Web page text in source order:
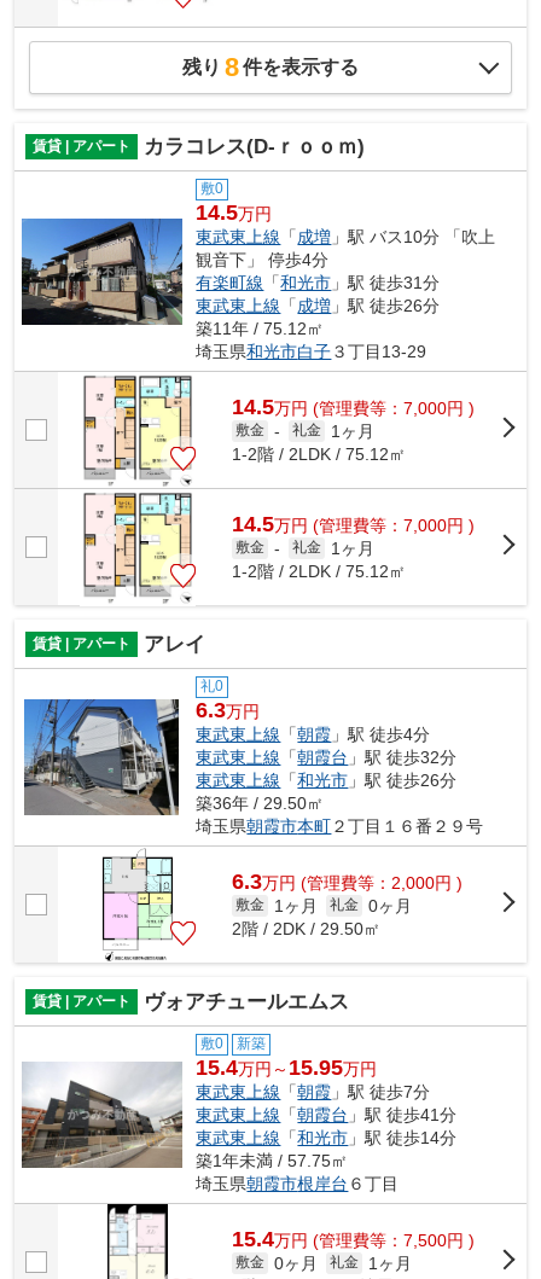
残り 8件を表示する
賃貸 | アパート カラコレス(D-ｒｏｏｍ)
敷0
14.5万円
東武東上線 「成増 」駅 バス10分 「吹上
観音下」 停歩4分
有楽町線 「和光市 」駅 徒歩31分
東武東上線 「成増 」駅 徒歩26分
築11年 / 75.12㎡
埼玉県和光市白子３丁目13-29
14.5万円 (管理費等：7,000円 )
敷金 - 礼金
1ヶ月
1-2階 / 2LDK / 75.12㎡
14.5万円 (管理費等：7,000円 )
敷金 - 礼金
1ヶ月
1-2階 / 2LDK / 75.12㎡
賃貸 | アパート アレイ
礼0
6.3万円
東武東上線 「朝霞 」駅 徒歩4分
東武東上線 「朝霞台 」駅 徒歩32分
東武東上線 「和光市 」駅 徒歩26分
築36年 / 29.50㎡
埼玉県朝霞市本町２丁目１６番２９号
6.3万円 (管理費等：2,000円 )
敷金 1ヶ月 礼金 0ヶ月
2階 / 2DK / 29.50㎡
賃貸 | アパート ヴォアチュールエムス
敷0 新築
15.4万円～ 15.95万円
東武東上線 「朝霞 」駅 徒歩7分
東武東上線 「朝霞台 」駅 徒歩41分
東武東上線 「和光市 」駅 徒歩14分
築1年未満 / 57.75㎡
埼玉県朝霞市根岸台 ６丁目
15.4万円 (管理費等：7,500円 )
敷金 0ヶ月 礼金
1ヶ月